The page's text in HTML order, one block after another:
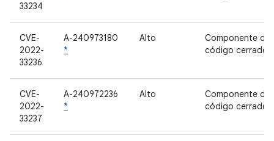
33234
CVE-
2022-
33236
A-240973180
*
Alto
Componente de
código cerrado
CVE-
2022-
33237
A-240972236
*
Alto
Componente de
código cerrado